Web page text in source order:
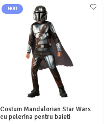
NOU
Costum Mandalorian Star Wars
cu pelerina pentru baieti